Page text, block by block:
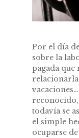
Por el día
sobre la
pagada
todavía se
el simple
ocuparse